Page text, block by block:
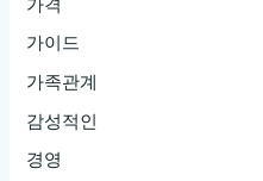
가격
가이드
가족관계
감성적인
경영